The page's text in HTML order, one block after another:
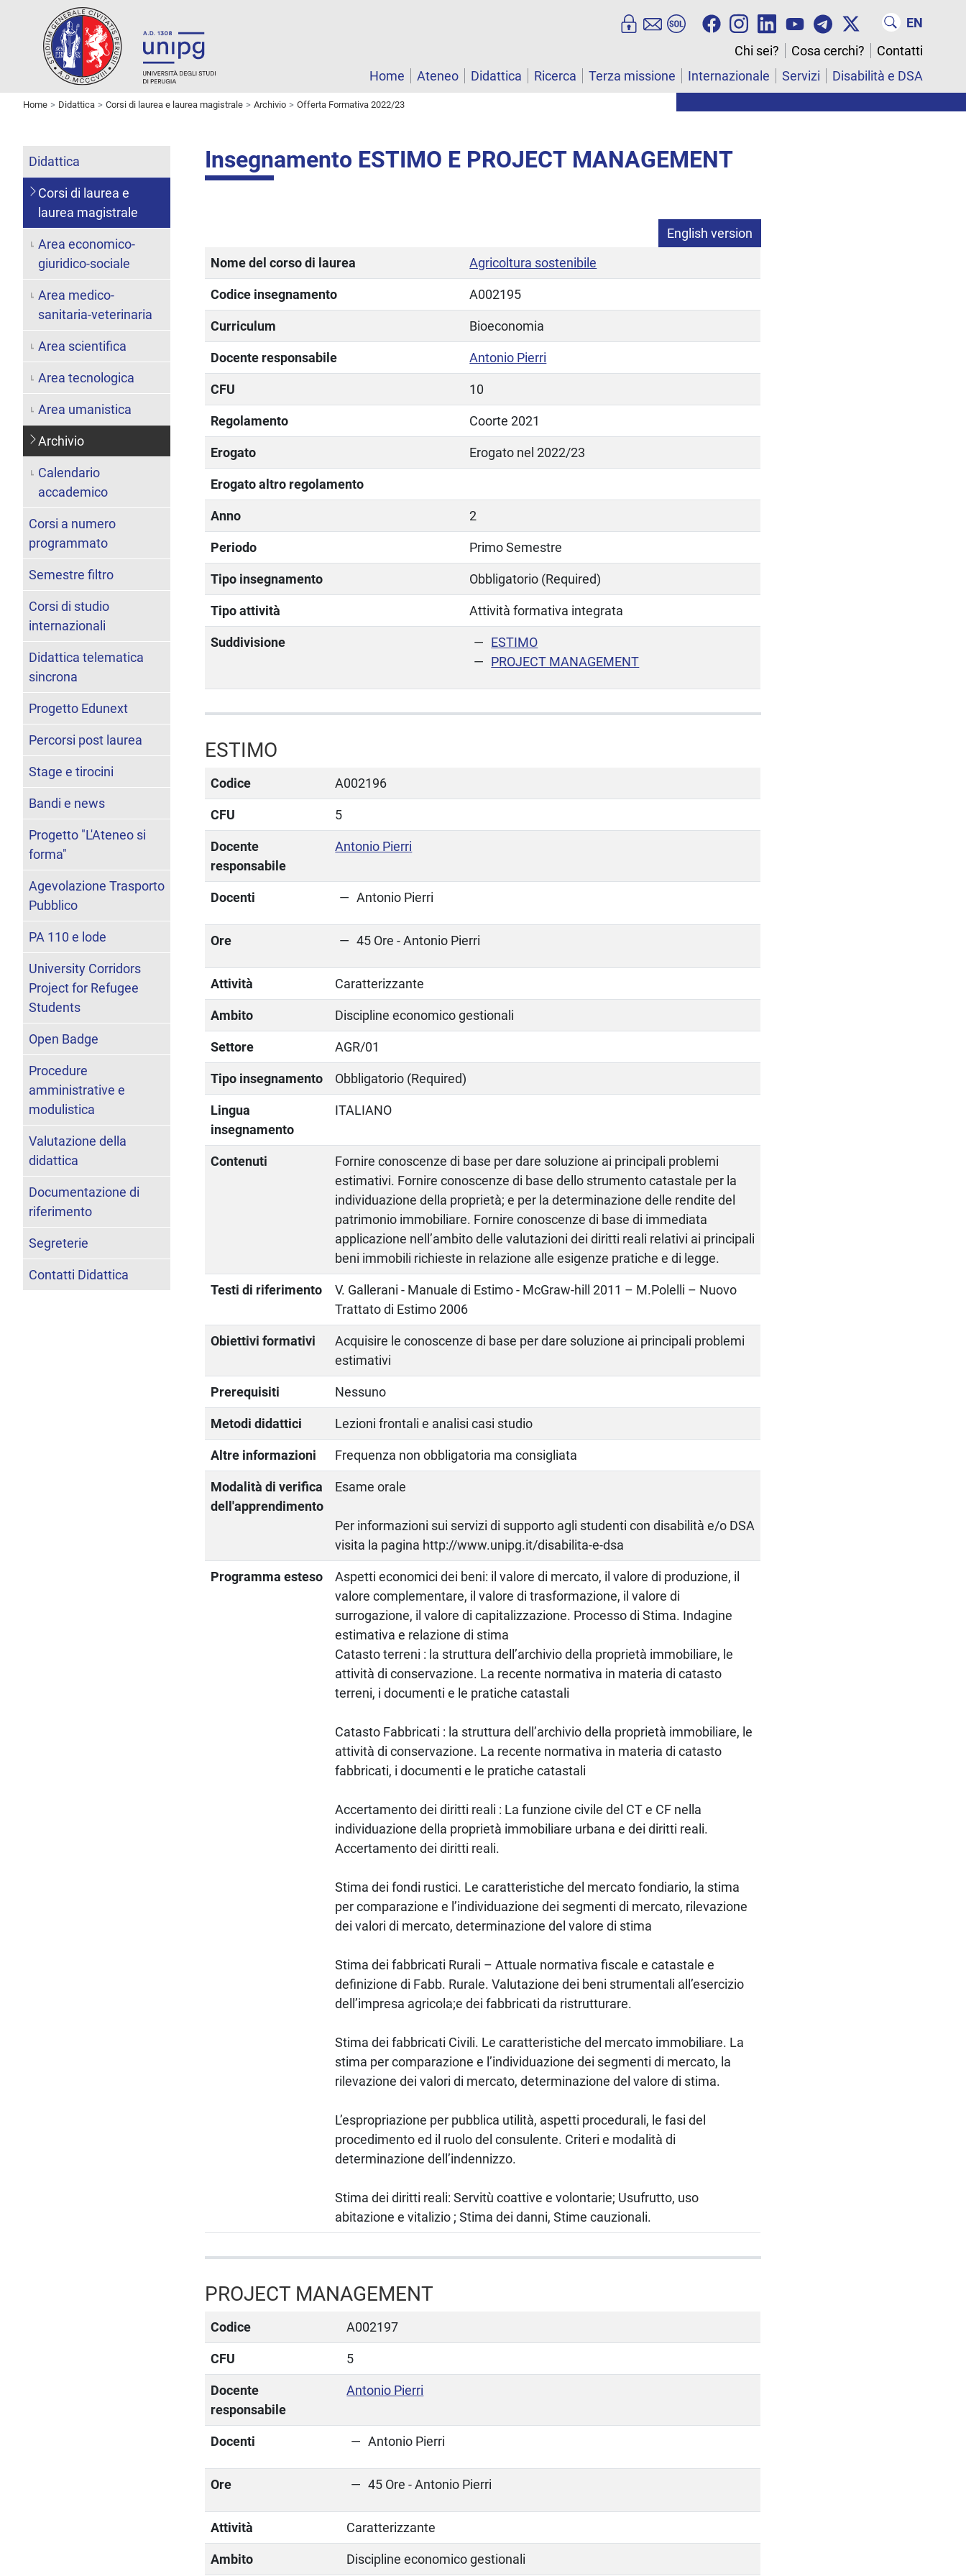
EN
Chi sei?
Cosa cerchi?
Contatti
Home
Ateneo Didattica Ricerca Terza missione Internazionale Servizi Disabilità e DSA
Home Didattica Corsi di laurea e laurea magistrale Archivio Offerta Formativa 2022/23
Insegnamento ESTIMO E PROJECT MANAGEMENT
English version
Nome del corso di laurea
Agricoltura sostenibile
Codice insegnamento A002195
Curriculum Bioeconomia
Docente responsabile Antonio Pierri
CFU 10
Regolamento Coorte 2021
Erogato Erogato nel 2022/23
Erogato altro regolamento
Anno 2
Periodo Primo Semestre
Tipo insegnamento Obbligatorio (Required)
Tipo attività Attività formativa integrata
Suddivisione
ESTIMO
PROJECT MANAGEMENT
ESTIMO
Codice A002196
CFU 5
Docente
responsabile
Antonio Pierri
Docenti Antonio Pierri
Ore 45 Ore - Antonio Pierri
Attività Caratterizzante
Ambito Discipline economico gestionali
Settore AGR/01
Tipo insegnamento Obbligatorio (Required)
Lingua
insegnamento
ITALIANO
Contenuti
Fornire conoscenze di base per dare soluzione ai principali problemi
estimativi. Fornire conoscenze di base dello strumento catastale per la
individuazione della proprietà; e per la determinazione delle rendite del
patrimonio immobiliare. Fornire conoscenze di base di immediata
applicazione nell’ambito delle valutazioni dei diritti reali relativi ai principali
beni immobili richieste in relazione alle esigenze pratiche e di legge.
Testi di riferimento
V. Gallerani - Manuale di Estimo - McGraw-hill 2011 – M.Polelli – Nuovo
Trattato di Estimo 2006
Obiettivi formativi
Acquisire le conoscenze di base per dare soluzione ai principali problemi
estimativi
Prerequisiti Nessuno
Metodi didattici Lezioni frontali e analisi casi studio
Altre informazioni Frequenza non obbligatoria ma consigliata
Modalità di verifica
dell'apprendimento
Esame orale
Per informazioni sui servizi di supporto agli studenti con disabilità e/o DSA
visita la pagina http://www.unipg.it/disabilita-e-dsa
Programma esteso
Aspetti economici dei beni: il valore di mercato, il valore di produzione, il
valore complementare, il valore di trasformazione, il valore di
surrogazione, il valore di capitalizzazione. Processo di Stima. Indagine
estimativa e relazione di stima
Catasto terreni : la struttura dell’archivio della proprietà immobiliare, le
attività di conservazione. La recente normativa in materia di catasto
terreni, i documenti e le pratiche catastali
Catasto Fabbricati : la struttura dell’archivio della proprietà immobiliare, le
attività di conservazione. La recente normativa in materia di catasto
fabbricati, i documenti e le pratiche catastali
Accertamento dei diritti reali : La funzione civile del CT e CF nella
individuazione della proprietà immobiliare urbana e dei diritti reali.
Accertamento dei diritti reali.
Stima dei fondi rustici. Le caratteristiche del mercato fondiario, la stima
per comparazione e l’individuazione dei segmenti di mercato, rilevazione
dei valori di mercato, determinazione del valore di stima
Stima dei fabbricati Rurali – Attuale normativa fiscale e catastale e
definizione di Fabb. Rurale. Valutazione dei beni strumentali all’esercizio
dell’impresa agricola;e dei fabbricati da ristrutturare.
Stima dei fabbricati Civili. Le caratteristiche del mercato immobiliare. La
stima per comparazione e l’individuazione dei segmenti di mercato, la
rilevazione dei valori di mercato, determinazione del valore di stima.
L’espropriazione per pubblica utilità, aspetti procedurali, le fasi del
procedimento ed il ruolo del consulente. Criteri e modalità di
determinazione dell’indennizzo.
Stima dei diritti reali: Servitù coattive e volontarie; Usufrutto, uso
abitazione e vitalizio ; Stima dei danni, Stime cauzionali.
PROJECT MANAGEMENT
Codice A002197
CFU 5
Docente
responsabile
Antonio Pierri
Docenti Antonio Pierri
Ore 45 Ore - Antonio Pierri
Attività Caratterizzante
Ambito Discipline economico gestionali
Didattica
Corsi di laurea e
laurea magistrale
Area economico-
giuridico-sociale
Area medico-
sanitaria-veterinaria
Area scientifica
Area tecnologica
Area umanistica
Archivio
Calendario
accademico
Corsi a numero
programmato
Semestre filtro
Corsi di studio
internazionali
Didattica telematica
sincrona
Progetto Edunext
Percorsi post laurea
Stage e tirocini
Bandi e news
Progetto "L'Ateneo si
forma"
Agevolazione Trasporto
Pubblico
PA 110 e lode
University Corridors
Project for Refugee
Students
Open Badge
Procedure
amministrative e
modulistica
Valutazione della
didattica
Documentazione di
riferimento
Segreterie
Contatti Didattica